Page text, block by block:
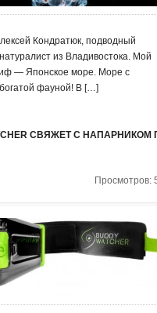
Кондратюк, подводный
из Владивостока. Мой
— Японское море. Море с
фауной! В […]
СВЯЖЕТ С НАПАРНИКОМ
Просмотров: